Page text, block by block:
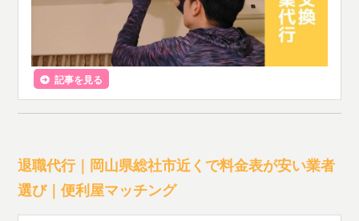
記事を見る
退職代行｜岡山県総社市近くで料金表が安い業者
選び｜便利屋マッチング